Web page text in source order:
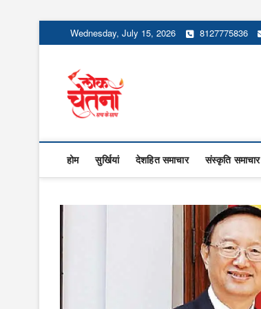
to
Wednesday, July 15, 2026 8127775836
होम सुर्खियां देशहित समाचार संस्कृति समाचार